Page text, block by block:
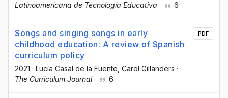
Latinoamericana de Tecnología Educativa · 6
Songs and singing songs in early
childhood education: A review of Spanish
curriculum policy
2021 · Lucía Casal de la Fuente , Carol Gillanders ·
The Curriculum Journal· 6
PDF